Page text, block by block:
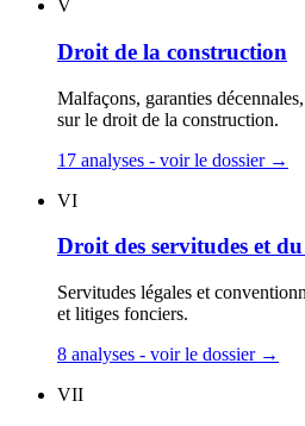
V
Droit de la construction
Malfaçons, garanties
sur le droit de la construction.
17 analyses - voir le dossier →
VI
Droit des servitudes et
Servitudes légales et
et litiges fonciers.
8 analyses - voir le dossier →
VII